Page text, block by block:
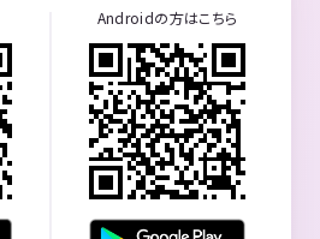
Androidの方はこちら